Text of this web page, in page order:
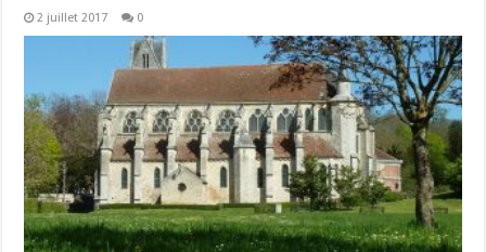
2 juillet 2017 0